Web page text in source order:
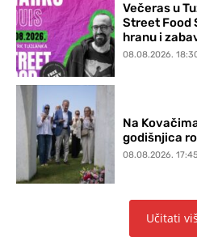
Večeras u
Street Food
hranu i
08.08.2026.
Na
godišnjica
08.08.2026. 17:45
Učitati